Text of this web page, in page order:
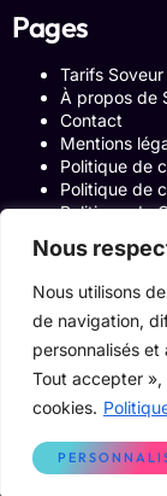
Nous
Nous utilisons
de navigation,
personnalisés
Tout accepter
cookies.
Pages
Tarifs
À propos de
Contact
Mentions
Politique de
Politique de
Politique de
Blog
Notre histoire
Programme
Conditions
ACCUEIL
Onglets
Le Blog
Devenir pro